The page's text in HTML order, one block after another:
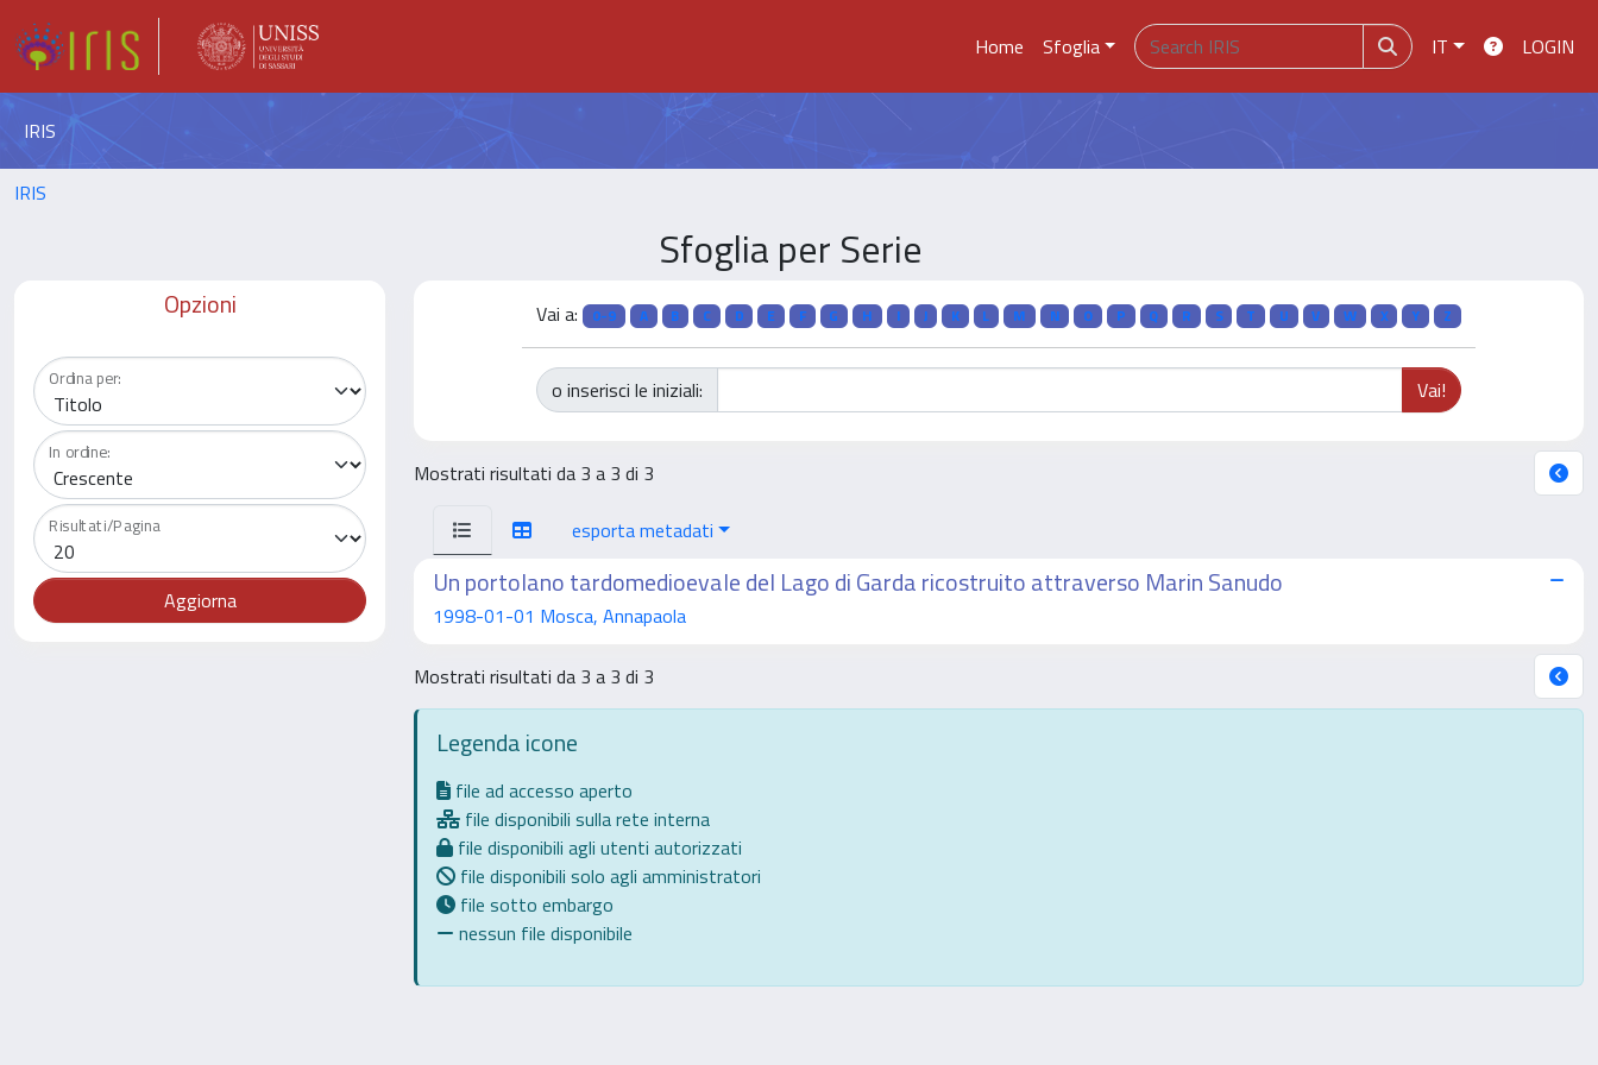
Home Sfoglia IT LOGIN
IRIS
IRIS
Sfoglia per Serie
Opzioni
Ordina per:
In ordine:
Risultati/Pagina
Vai a: 0-9 A B C D E F G H I J K L M N O P Q R S T U V W X Y Z
o inserisci le iniziali:
Mostrati risultati da 3 a 3 di 3
esporta metadati
Un portolano tardomedioevale del Lago di Garda ricostruito attraverso Marin Sanudo
1998-01-01 Mosca, Annapaola
Mostrati risultati da 3 a 3 di 3
Legenda icone
file ad accesso aperto
file disponibili sulla rete interna
file disponibili agli utenti autorizzati
file disponibili solo agli amministratori
file sotto embargo
nessun file disponibile